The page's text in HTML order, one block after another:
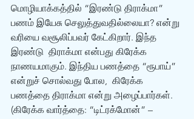
மொழியாக்கத்தில் “இரண்டு திராக்மா”
பணம் இயேசு செலுத்துவதில்லையா? என்று
வரியை வசூலிப்பவர் கேட்கிறார். இந்த
இரண்டு  திராக்மா என்பது கிரேக்க
நாணயமாகும். இந்திய பணத்தை “ரூபாய்”
என்றுச் சொல்வது போல,  கிரேக்க
பணத்தை திராக்மா என்று அழைப்பார்கள்.
(கிரேக்க வார்த்தை: “டிட்ரக்மோன்” –